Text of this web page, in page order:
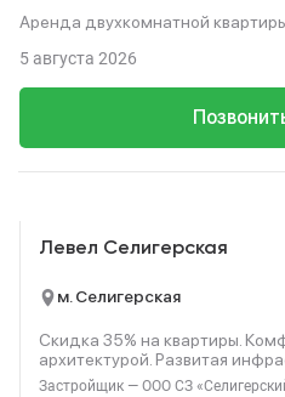
Аренда двухкомнатной
5 августа 2026
Левел Селигерская
м. Селигерская
Скидка 35% на квартиры.
архитектурой. Развитая